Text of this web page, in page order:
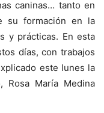
caninas… tanto en
su formación en la
y prácticas. En esta
días, con trabajos
este lunes la
Rosa María Medina